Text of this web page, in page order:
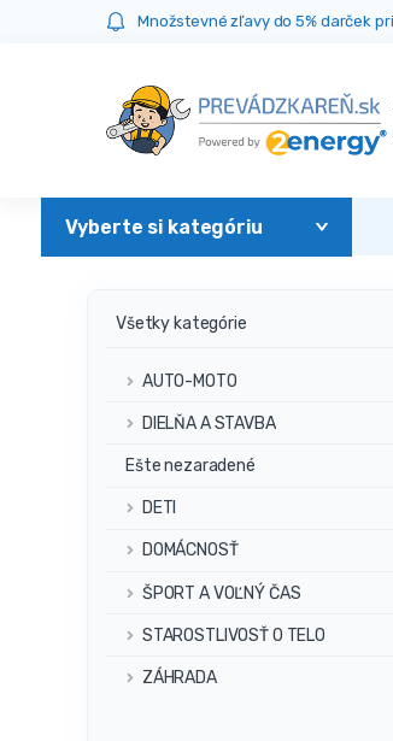
Množstevné zľavy do 5% darček
Všetky kategórie
AUTO-MOTO
DIELŇA A STAVBA
Ešte nezaradené
DETI
DOMÁCNOSŤ
ŠPORT A VOĽNÝ ČAS
STAROSTLIVOSŤ O TELO
ZÁHRADA